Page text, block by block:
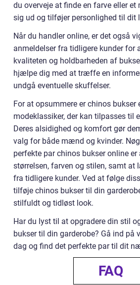
du overveje at finde en farve eller et
sig ud og tilføjer personlighed til dit
Når du handler online, er det også
anmeldelser fra tidligere kunder for
kvaliteten og holdbarheden af
hjælpe dig med at træffe en
undgå eventuelle skuffelser.
For at opsummere er chinos bukser
modeklassiker, der kan tilpasses til
Deres alsidighed og komfort gør
valg for både mænd og kvinder.
perfekte par chinos bukser online er
størrelsen, farven og stilen, samt at
fra tidligere kunder. Ved at følge
tilføje chinos bukser til din
stilfuldt og tidløst look.
Har du lyst til at opgradere din stil
bukser til din garderobe? Gå ind på
dag og find det perfekte par til dit
FAQ